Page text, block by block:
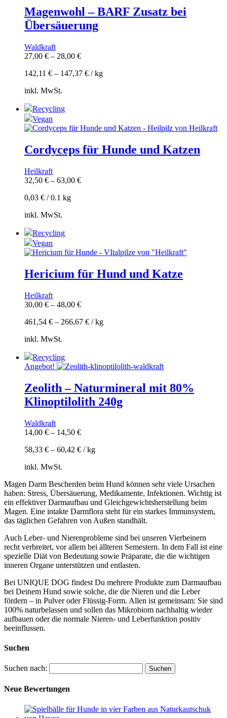
Magenwohl – BARF Zusatz bei
Übersäuerung
Waldkraft
27,00 € – 28,00 €
142,11 € – 147,37 € /kg
inkl. MwSt.
Recycling
Vegan
Cordyceps für Hunde und Katzen
Heilkraft
32,50 € – 63,00 €
0,03 € /0.1 kg
inkl. MwSt.
Recycling
Vegan
Hericium für Hund und Katze
Heilkraft
30,00 € – 48,00 €
461,54 € – 266,67 € /kg
inkl. MwSt.
Recycling
Angebot!
Zeolith – Naturmineral mit 80%
Klinoptilolith 240g
Waldkraft
14,00 € – 14,50 €
58,33 € – 60,42 € /kg
inkl. MwSt.
Magen Darm Bescherden beim Hund können sehr viele Ursachen
haben: Stress, Übersäuerung, Medikamente, Infektionen. Wichtig ist
ein effektiver Darmaufbau und Gleichgewichtsherstellung beim
Magen. Eine intakte Darmflora steht für ein starkes Immunsystem,
das täglichen Gefahren von Außen standhält.
Auch Leber- und Nierenprobleme sind bei unseren Vierbeinern
recht verbreitet, vor allem bei ällteren Semestern. In dem Fall ist eine
spezielle Diät von Bedeutung sowie Präparate, die die wichtigen
inneren Organe unterstützen und entlasten.
Bei UNIQUE DOG findest Du mehrere Produkte zum Darmaufbau
bei Deinem Hund sowie solche, die die Nieren und die Leber
fördern – in Pulver oder Flüssig-Form. Allen ist gemeinsam: Sie sind
100% naturbelassen und sollen das Mikrobiom nachhaltig wieder
aufbauen oder die normale Nieren- und Leberfunktion positiv
beeinflussen.
Suchen
Suchen nach:
Neue Bewertungen